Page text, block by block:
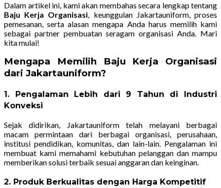
Dalam artikel ini, kami akan membahas secara lengkap tentang
Baju Kerja Organisasi, keunggulan Jakartauniform, proses
pemesanan, serta alasan mengapa Anda harus memilih kami
sebagai partner pembuatan seragam organisasi Anda. Mari
kita mulai!
Mengapa Memilih Baju Kerja Organisasi
dari Jakartauniform?
1. Pengalaman Lebih dari 9 Tahun di Industri
Konveksi
Sejak didirikan, Jakartauniform telah melayani berbagai
macam permintaan dari berbagai organisasi, perusahaan,
institusi pendidikan, komunitas, dan lain-lain. Pengalaman ini
membuat kami memahami kebutuhan pelanggan dan mampu
memberikan solusi terbaik sesuai anggaran dan keinginan.
2. Produk Berkualitas dengan Harga Kompetitif